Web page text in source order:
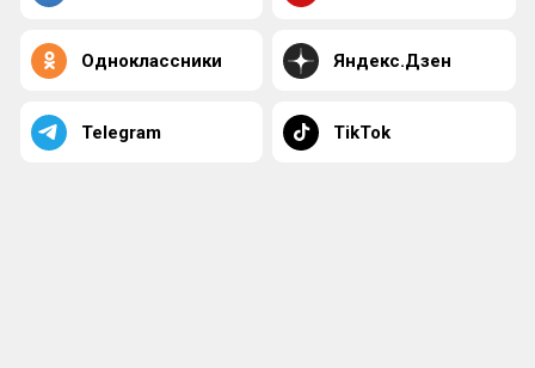
Одноклассники Яндекс.Дзен
Telegram TikTok